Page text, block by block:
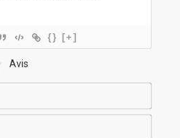
{} [+]
Avis
Nom*
E-